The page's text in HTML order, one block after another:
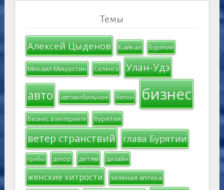
Темы
Алексей Цыденов Байкал Бурятия
Михаил Мишустин Селенга Улан-Удэ
авто автомобильное бетон бизнес
бизнес в интернете бурятия
ветер странствий глава Бурятии
грибы декор детям дизайн
женские хитрости зеленая аптека